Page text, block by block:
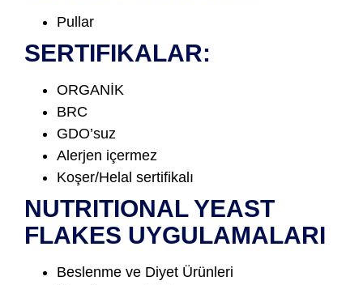
Pullar
SERTIFIKALAR:
ORGANİK
BRC
GDO’suz
Alerjen içermez
Koşer/Helal sertifikalı
NUTRITIONAL YEAST
FLAKES UYGULAMALARI
Beslenme ve Diyet Ürünleri